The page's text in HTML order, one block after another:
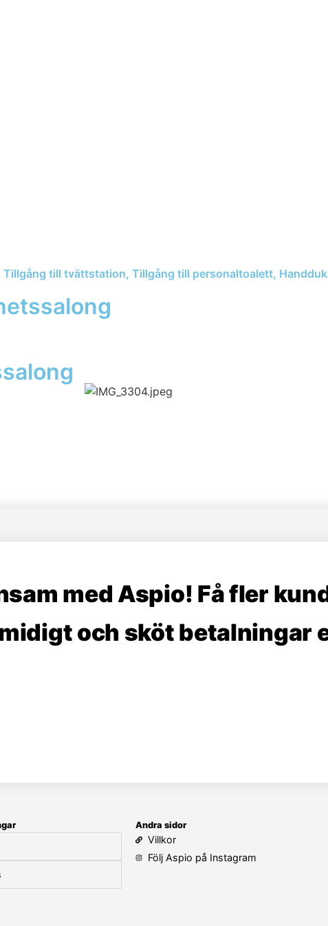
till tvättstation, Tillgång till personaltoalett,
med Aspio! Få fler
och sköt betalningar
Andra sidor
Villkor
Följ Aspio på Instagram